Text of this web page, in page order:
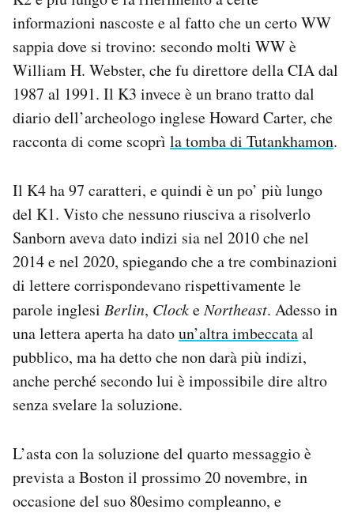
informazioni nascoste e al fatto che un certo WW
sappia dove si trovino: secondo molti WW è
William H. Webster, che fu direttore della CIA dal
1987 al 1991. Il K3 invece è un brano tratto dal
diario dell’archeologo inglese Howard Carter, che
racconta di come scoprì la tomba di Tutankhamon.
Il K4 ha 97 caratteri, e quindi è un po’ più lungo
del K1. Visto che nessuno riusciva a risolverlo
Sanborn aveva dato indizi sia nel 2010 che nel
2014 e nel 2020, spiegando che a tre combinazioni
di lettere corrispondevano rispettivamente le
parole inglesi Berlin, ClockeNortheast. Adesso in
una lettera aperta ha datoun’altra imbeccataal
pubblico, ma ha detto che non darà più indizi,
anche perché secondo lui è impossibile dire altro
senza svelare la soluzione.
L’asta con la soluzione del quarto messaggio è
prevista a Boston il prossimo 20 novembre, in
occasione del suo 80esimo compleanno, e